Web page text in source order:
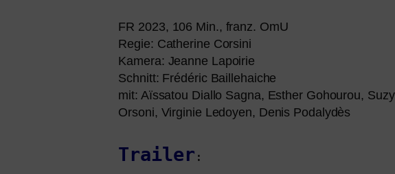
FR 2023, 106 Min., franz. OmU
Regie: Catherine Corsini
Kamera: Jeanne Lapoirie
Schnitt: Frédéric Baillehaiche
mit: Aïssatou Diallo Sagna, Esther Gohourou,
Orsoni, Virginie Ledoyen, Denis Podalydès
Trailer :